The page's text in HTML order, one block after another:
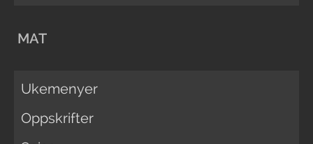
MAT
Ukemenyer
Oppskrifter